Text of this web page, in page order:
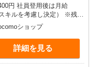
円 社員登用後は月給
キルを考慮し決定） ※残業
定あり） ゜+゜・。
+゜ 入社祝い金10万円支
○。・゜+゜
ショップ
詳細を見る